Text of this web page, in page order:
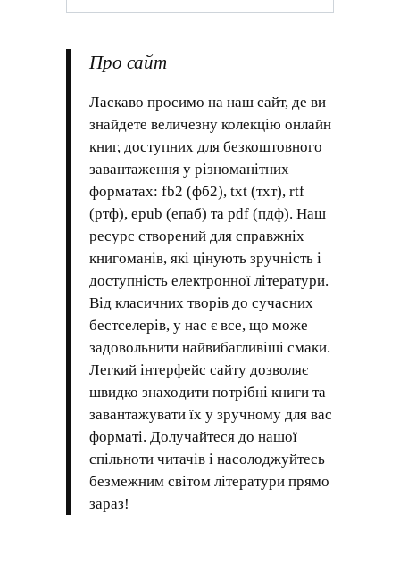
Про сайт
Ласкаво просимо на наш сайт, де ви
знайдете величезну колекцію онлайн
книг, доступних для безкоштовного
завантаження у різноманітних
форматах: fb2 (фб2), txt (тхт), rtf
(ртф), epub (епаб) та pdf (пдф). Наш
ресурс створений для справжніх
книгоманів, які цінують зручність і
доступність електронної літератури.
Від класичних творів до сучасних
бестселерів, у нас є все, що може
задовольнити найвибагливіші смаки.
Легкий інтерфейс сайту дозволяє
швидко знаходити потрібні книги та
завантажувати їх у зручному для вас
форматі. Долучайтеся до нашої
спільноти читачів і насолоджуйтесь
безмежним світом літератури прямо
зараз!